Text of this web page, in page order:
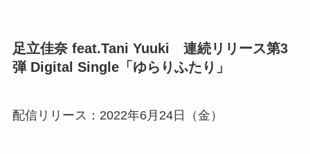
足立佳奈 feat.Tani Yuuki 連続リリース第3
弾 Digital Single「ゆらりふたり」
配信リリース：2022年6月24日（金）